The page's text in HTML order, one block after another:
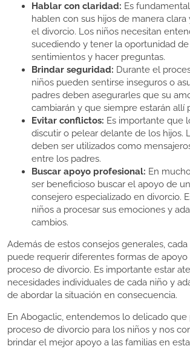
Hablar con claridad: Es
hablen con sus hijos de manera
el divorcio. Los niños necesitan
sucediendo y tener la oportunidad
sentimientos y hacer preguntas.
Brindar seguridad: Durante el
niños pueden sentirse inseguros o
padres deben asegurarles que su
cambiarán y que siempre estarán allí
Evitar conflictos: Es importante que
discutir o pelear delante de los hijos.
deben ser utilizados como
entre los padres.
Buscar apoyo profesional: En
ser beneficioso buscar el apoyo de
consejero especializado en divorcio.
niños a procesar sus emociones y
cambios.
Además de estos consejos generales,
puede requerir diferentes formas de
proceso de divorcio. Es importante estar
necesidades individuales de cada niño y
de abordar la situación en consecuencia.
En Abogaclic, entendemos lo delicado
proceso de divorcio para los niños y nos
brindar el mejor apoyo a las familias en